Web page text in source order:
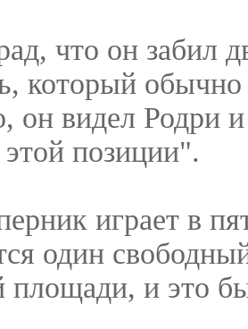
что он забил
который обычно
он видел Родри
позиции".
играет в
один
площади, и это